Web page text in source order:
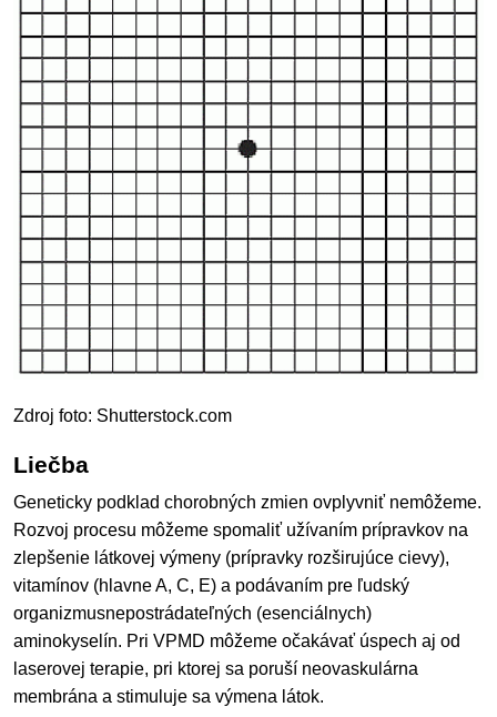
Zdroj foto: Shutterstock.com
Liečba
Geneticky podklad chorobných zmien ovplyvniť nemôžeme.
Rozvoj procesu môžeme spomaliť užívaním prípravkov na
zlepšenie látkovej výmeny (prípravky rozširujúce cievy),
vitamínov (hlavne A, C, E) a podávaním pre ľudský
organizmusnepostrádateľných (esenciálnych)
aminokyselín. Pri VPMD môžeme očakávať úspech aj od
laserovej terapie, pri ktorej sa poruší neovaskulárna
membrána a stimuluje sa výmena látok.